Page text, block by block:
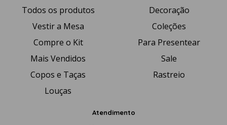
Todos os produtos
Vestir a Mesa
Compre o Kit
Mais Vendidos
Copos e Taças
Louças
Decoração
Coleções
Para Presentear
Sale
Rastreio
Atendimento